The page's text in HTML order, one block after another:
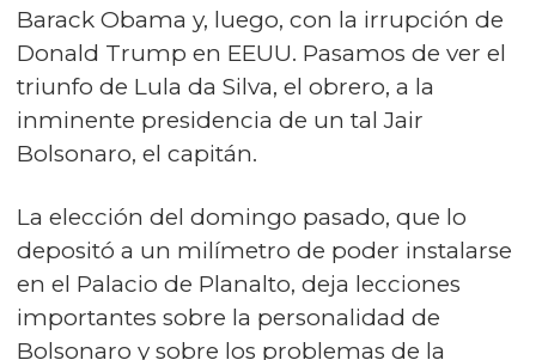
Barack Obama y, luego, con la irrupción de
Donald Trump en EEUU. Pasamos de ver el
triunfo de Lula da Silva, el obrero, a la
inminente presidencia de un tal Jair
Bolsonaro, el capitán.
La elección del domingo pasado, que lo
depositó a un milímetro de poder instalarse
en el Palacio de Planalto, deja lecciones
importantes sobre la personalidad de
Bolsonaro y sobre los problemas de la